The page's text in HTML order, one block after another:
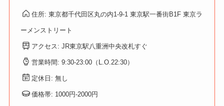
住所: 東京都千代田区丸の内1-9-1 東京駅一番街B1F 東京ラ
ーメンストリート
アクセス: JR東京駅八重洲中央改札すぐ
営業時間: 9:30-23:00（L.O.22:30）
定休日: 無し
価格帯: 1000円-2000円